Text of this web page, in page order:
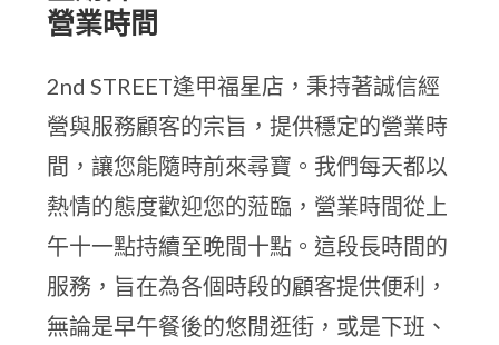
營業時間
2nd STREET逢甲福星店，秉持著誠信經
營與服務顧客的宗旨，提供穩定的營業時
間，讓您能隨時前來尋寶。我們每天都以
熱情的態度歡迎您的蒞臨，營業時間從上
午十一點持續至晚間十點。這段長時間的
服務，旨在為各個時段的顧客提供便利，
無論是早午餐後的悠閒逛街，或是下班、